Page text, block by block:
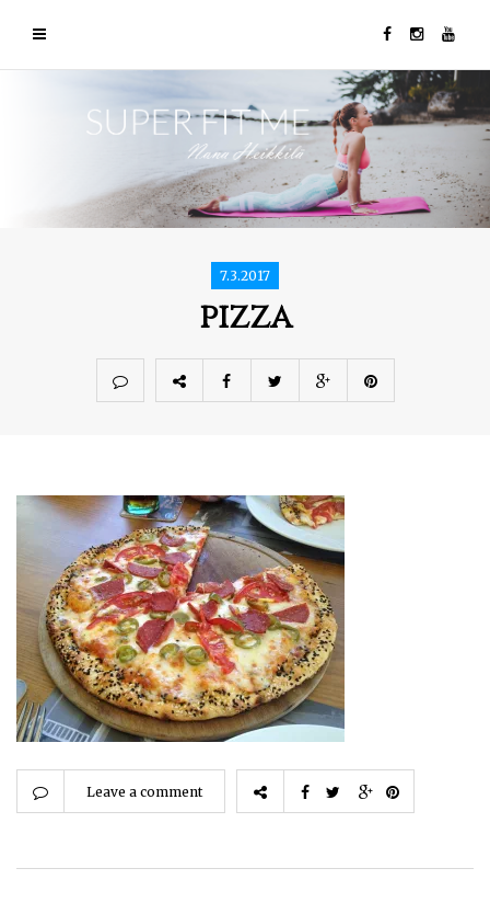
7.3.2017
pizza
Leave a comment